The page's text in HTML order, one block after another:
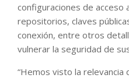
configuraciones de acceso
repositorios, claves
conexión, entre otros
vulnerar la seguridad de
“Hemos visto la